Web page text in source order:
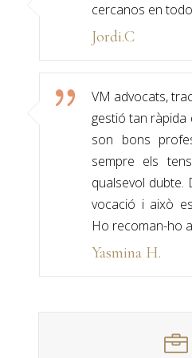
cercanos en
Jordi.C
VM advocats,
gestió tan ràpida
son bons
sempre els
qualsevol dubte.
vocació i això
Ho recoman-ho
Yasmina H.